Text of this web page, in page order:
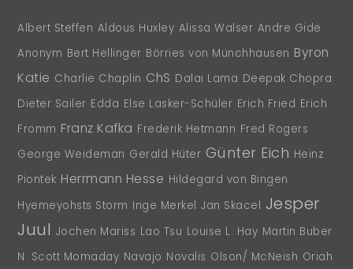
Albert Steffen Aldous Huxley Alissa Walser Andre Gide
Anonym Bert Hellinger Börries von Münchhausen Byron
Katie Charlie Chaplin ChS Dalai Lama Deepak Chopra
Dieter Sailer Edda Else Lasker-Schüler Erich Fried Erich
Fromm Franz Kafka Frederik Hetmann Fred Rogers
George Weideman Gerald Hüter Günter Eich Heinz
Piontek Herrmann Hesse Hildegard von Bingen
Hyemeyohsts Storm Inge Merkel Jan Skacel Jesper
Juul Jochen Mariss Lao Tsu Louise L. Hay Martin Buber
N. Scott Momaday Navajo Novalis Olson/ McNeish Oriah